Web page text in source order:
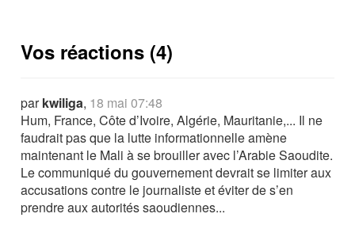
Vos réactions (4)
parkwiliga, 18 mai 07:48
Hum, France, Côte d’Ivoire, Algérie, Mauritanie,... Il ne
faudrait pas que la lutte informationnelle amène
maintenant le Mali à se brouiller avec l’Arabie Saoudite.
Le communiqué du gouvernement devrait se limiter aux
accusations contre le journaliste et éviter de s’en
prendre aux autorités saoudiennes...